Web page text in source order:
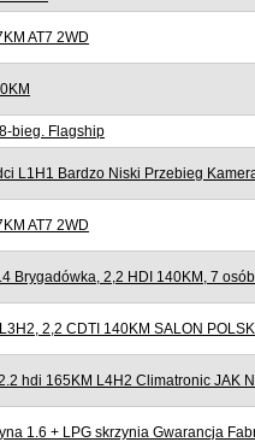
AT7 2WD
bieg. Flagship
L1H1 Bardzo Niski Przebieg
AT7 2WD
Brygadówka, 2,2 HDI 140KM, 7
2,2 CDTI 140KM SALON
hdi 165KM L4H2 Climatronic JAK
1.6 + LPG skrzynia Gwarancja